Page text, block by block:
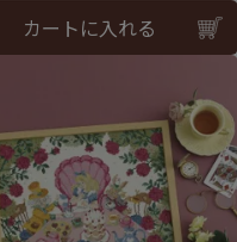
カートに入れる